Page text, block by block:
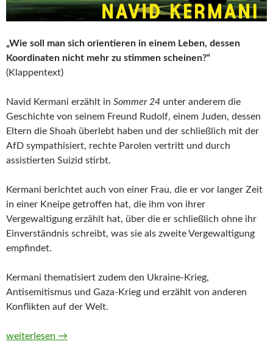
„Wie soll man sich orientieren in einem Leben, dessen
Koordinaten nicht mehr zu stimmen scheinen?“
(Klappentext)
Navid Kermani erzählt in Sommer 24 unter anderem die
Geschichte von seinem Freund Rudolf, einem Juden, dessen
Eltern die Shoah überlebt haben und der schließlich mit der
AfD sympathisiert, rechte Parolen vertritt und durch
assistierten Suizid stirbt.
Kermani berichtet auch von einer Frau, die er vor langer Zeit
in einer Kneipe getroffen hat, die ihm von ihrer
Vergewaltigung erzählt hat, über die er schließlich ohne ihr
Einverständnis schreibt, was sie als zweite Vergewaltigung
empfindet.
Kermani thematisiert zudem den Ukraine-Krieg,
Antisemitismus und Gaza-Krieg und erzählt von anderen
Konflikten auf der Welt.
Sommer 24 von Navid Kermani (Hörbuch)
weiterlesen →